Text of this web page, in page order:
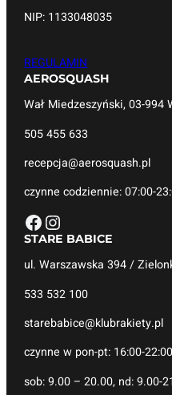
NIP: 1133048035
REGULAMIN
AEROSQUASH
Wał Miedzeszyński, 03-994
505 455 633
recepcja@aerosquash.pl
czynne codziennie: 07:00-
Facebook Instagram
STARE BABICE
ul. Warszawska 394 /
533 532 100
starebabice@klubrakiety.pl
czynne w pon-pt: 16:00-22:00
sob: 9.00 – 20.00, nd: 9.00-